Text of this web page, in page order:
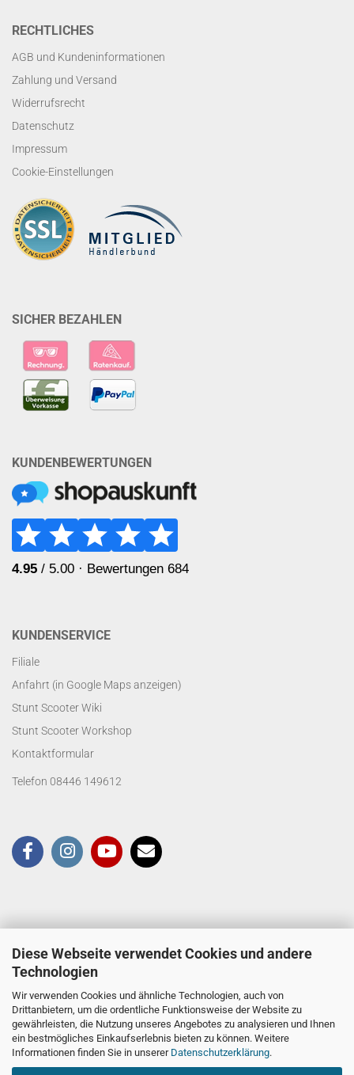
Diese Webseite verwendet Cookies und andere
Technologien
Wir verwenden Cookies und ähnliche Technologien, auch von
Drittanbietern, um die ordentliche Funktionsweise der Website zu
gewährleisten, die Nutzung unseres Angebotes zu analysieren und Ihnen
ein bestmögliches Einkaufserlebnis bieten zu können. Weitere
Informationen finden Sie in unserer Datenschutzerklärung.
RECHTLICHES
AGB und Kundeninformationen
Zahlung und Versand
Widerrufsrecht
Datenschutz
Impressum
Cookie-Einstellungen
SICHER BEZAHLEN
KUNDENBEWERTUNGEN
KUNDENSERVICE
Filiale
Anfahrt (in Google Maps anzeigen)
Stunt Scooter Wiki
Stunt Scooter Workshop
Kontaktformular
Telefon 08446 149612